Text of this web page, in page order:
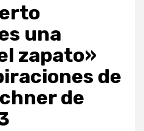
una
zapato»
de
de